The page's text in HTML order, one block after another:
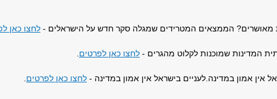
מאושרים? הממצאים המטרידים שמגלה סקר חדש על הישראלים - לחצו כאן
המדינות שמוכנות לקלוט מהגרים - לחצו כאן לפרטים
אין אמון במדינה.לעניים בישראל אין אמון במדינה - לחצו כאן לפרטים